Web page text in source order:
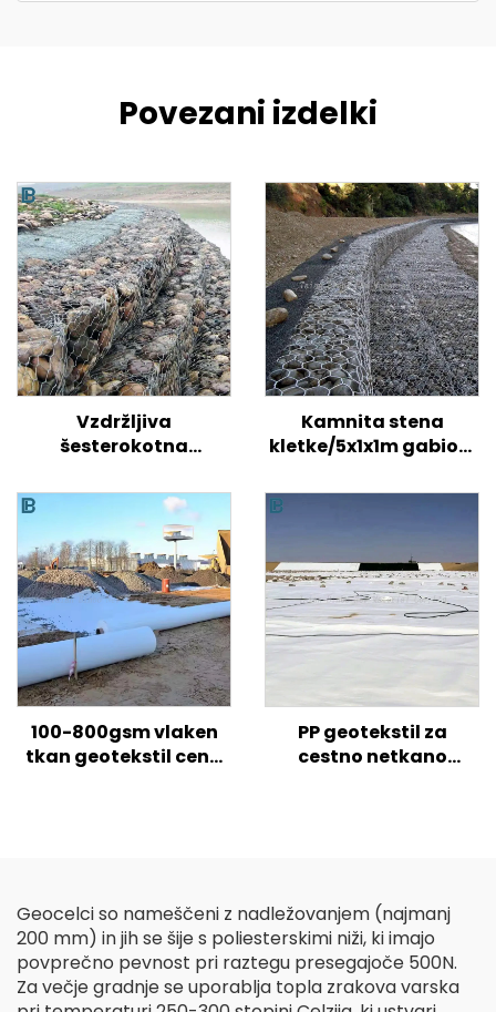
Povezani izdelki
Vzdržljiva
šesterokotna
košara, tkana zvita
mrežasta gabionska
škatla za podporne
stene, nadzor erozije
Kamnita stena
kletke/5x1x1m gabioni
gabionska škatla vel
100-800gsm vlaken
tkan geotekstil cena
PP geotekstil za
cestno netkano
Geocelci so nameščeni z nadležovanjem (najmanj
200 mm) in jih se šije s poliesterskimi niži, ki imajo
povprečno pevnost pri raztegu presegajoče 500N.
Za večje gradnje se uporablja topla zrakova varska